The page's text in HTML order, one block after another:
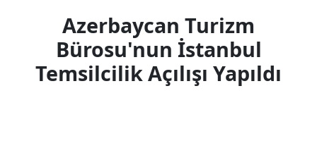
Azerbaycan Turizm
Bürosu'nun İstanbul
Temsilcilik Açılışı Yapıldı